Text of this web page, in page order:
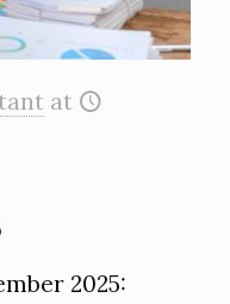
at
2025: